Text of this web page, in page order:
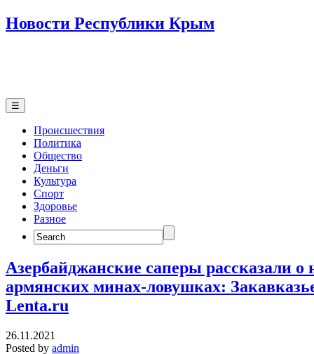
Новости Республики Крым
☰
Происшествия
Политика
Общество
Деньги
Культура
Спорт
Здоровье
Разное
Search
for:
Азербайджанские саперы рассказали
армянских минах-ловушках:
Lenta.ru
26.11.2021
Posted by admin